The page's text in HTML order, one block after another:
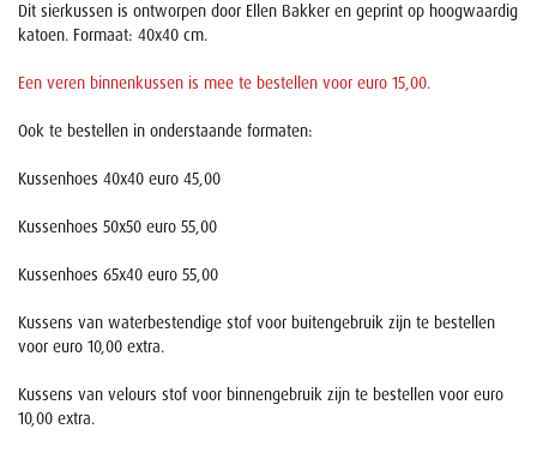
Dit sierkussen is ontworpen door Ellen Bakker en geprint op hoogwaardig
katoen. Formaat: 40x40 cm.
Een veren binnenkussen is mee te bestellen voor euro 15,00.
Ook te bestellen in onderstaande formaten:
Kussenhoes 40x40 euro 45,00
Kussenhoes 50x50 euro 55,00
Kussenhoes 65x40 euro 55,00
Kussens van waterbestendige stof voor buitengebruik zijn te bestellen
voor euro 10,00 extra.
Kussens van velours stof voor binnengebruik zijn te bestellen voor euro
10,00 extra.